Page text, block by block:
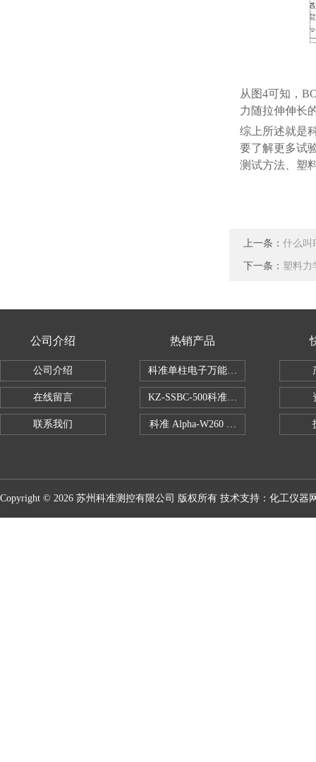
从图4可知，
力随拉伸伸长
综上所述就是
要了解更多试
测试方法、塑
上一条： 什么叫
下一条： 塑料力
公司介绍
公司介绍
在线留言
联系我们
热销产品
科准单柱电子万能拉力机KZ-SSBC-500
KZ-SSBC-500科准单柱电子万能试验
科准 Alpha-W260 半导体全自动推拉
Copyright © 2026 苏州科准测控有限公司 版权所有 技术支持： 化工仪器